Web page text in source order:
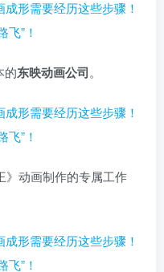
的东映动画公司。
》动画制作的专属工作